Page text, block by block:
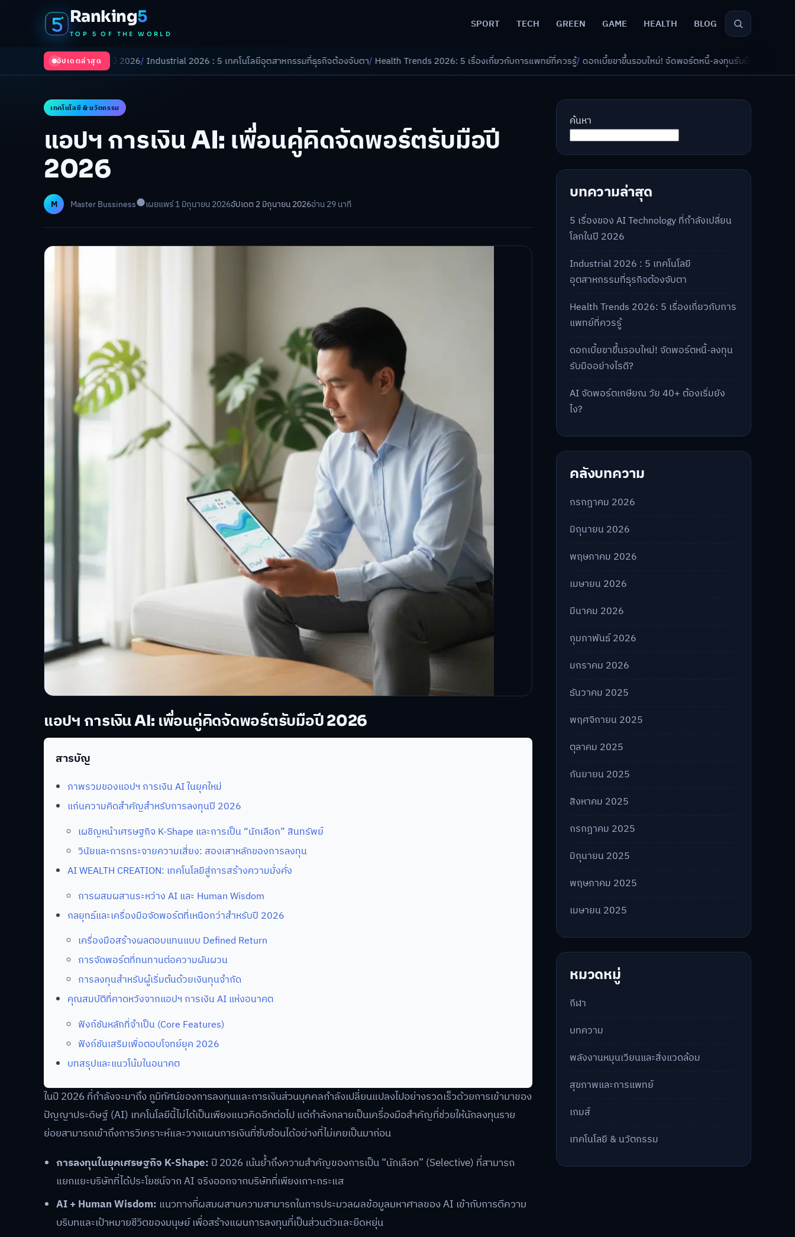
Ranking5
TOP 5 OF THE WORLD
SPORT TECH GREEN GAME HEALTH BLOG
อัปเดตล่าสุด
ยนโลกในปี 2026/Industrial 2026 : 5 เทคโนโลยีอุตสาหกรรมที่ธุรกิจต้องจับตา/Health Trends 2026: 5 เรื่องเกี่ยวกับการแพทย์ที่ควรรู้/ดอกเบี้ยขาขึ้นรอบใหม่! จัดพอร์ตหนี้-ลงทุนรับมืออย่างไรดี?/AI จัดพอร์ตเกษียณ
เทคโนโลยี & นวัตกรรม
แอปฯ การเงิน AI: เพื่อนคู่คิดจัดพอร์ตรับมือปี
2026
M Master Bussiness เผยแพร่ 1 มิถุนายน 2026อัปเดต 2 มิถุนายน 2026อ่าน 29 นาที
แอปฯ การเงิน AI: เพื่อนคู่คิดจัดพอร์ตรับมือปี 2026
สารบัญ
ภาพรวมของแอปฯ การเงิน AI ในยุคใหม่
แก่นความคิดสำคัญสำหรับการลงทุนปี 2026
เผชิญหน้าเศรษฐกิจ K-Shape และการเป็น “นักเลือก” สินทรัพย์
วินัยและการกระจายความเสี่ยง: สองเสาหลักของการลงทุน
AI WEALTH CREATION: เทคโนโลยีสู่การสร้างความมั่งคั่ง
การผสมผสานระหว่าง AI และ Human Wisdom
กลยุทธ์และเครื่องมือจัดพอร์ตที่เหนือกว่าสำหรับปี 2026
เครื่องมือสร้างผลตอบแทนแบบ Defined Return
การจัดพอร์ตที่ทนทานต่อความผันผวน
การลงทุนสำหรับผู้เริ่มต้นด้วยเงินทุนจำกัด
คุณสมบัติที่คาดหวังจากแอปฯ การเงิน AI แห่งอนาคต
ฟังก์ชันหลักที่จำเป็น (Core Features)
ฟังก์ชันเสริมเพื่อตอบโจทย์ยุค 2026
บทสรุปและแนวโน้มในอนาคต
ในปี 2026 ที่กำลังจะมาถึง ภูมิทัศน์ของการลงทุนและการเงินส่วนบุคคลกำลังเปลี่ยนแปลงไปอย่างรวดเร็วด้วยการเข้ามาของ
ปัญญาประดิษฐ์ (AI) เทคโนโลยีนี้ไม่ได้เป็นเพียงแนวคิดอีกต่อไป แต่กำลังกลายเป็นเครื่องมือสำคัญที่ช่วยให้นักลงทุนราย
ย่อยสามารถเข้าถึงการวิเคราะห์และวางแผนการเงินที่ซับซ้อนได้อย่างที่ไม่เคยเป็นมาก่อน
การลงทุนในยุคเศรษฐกิจ K-Shape:ปี 2026 เน้นย้ำถึงความสำคัญของการเป็น “นักเลือก” (Selective) ที่สามารถ
แยกแยะบริษัทที่ได้ประโยชน์จาก AI จริงออกจากบริษัทที่เพียงเกาะกระแส
AI + Human Wisdom: แนวทางที่ผสมผสานความสามารถในการประมวลผลข้อมูลมหาศาลของ AI เข้ากับการตีความ
บริบทและเป้าหมายชีวิตของมนุษย์ เพื่อสร้างแผนการลงทุนที่เป็นส่วนตัวและยืดหยุ่น
ค้นหา
บทความล่าสุด
5 เรื่องของ AI Technology ที่กำลังเปลี่ยน
โลกในปี 2026
Industrial 2026 : 5 เทคโนโลยี
อุตสาหกรรมที่ธุรกิจต้องจับตา
Health Trends 2026: 5 เรื่องเกี่ยวกับการ
แพทย์ที่ควรรู้
ดอกเบี้ยขาขึ้นรอบใหม่! จัดพอร์ตหนี้-ลงทุน
รับมืออย่างไรดี?
AI จัดพอร์ตเกษียณ วัย 40+ ต้องเริ่มยัง
ไง?
คลังบทความ
กรกฎาคม 2026
มิถุนายน 2026
พฤษภาคม 2026
เมษายน 2026
มีนาคม 2026
กุมภาพันธ์ 2026
มกราคม 2026
ธันวาคม 2025
พฤศจิกายน 2025
ตุลาคม 2025
กันยายน 2025
สิงหาคม 2025
กรกฎาคม 2025
มิถุนายน 2025
พฤษภาคม 2025
เมษายน 2025
หมวดหมู่
กีฬา
บทความ
พลังงานหมุนเวียนและสิ่งแวดล้อม
สุขภาพและการแพทย์
เกมส์
เทคโนโลยี & นวัตกรรม